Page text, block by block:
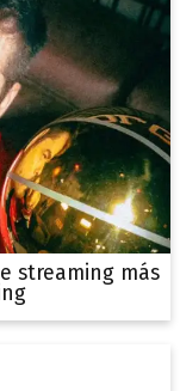
streaming más